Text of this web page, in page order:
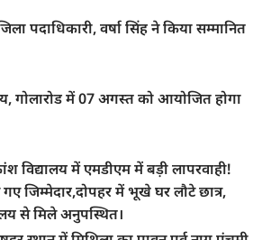
पदाधिकारी, वर्षा सिंह ने किया सम्मानित
गोलारोड में 07 अगस्त को आयोजित होगा
विद्यालय में एमडीएम में बड़ी लापरवाही!
जिम्मेदार,दोपहर में भूखे घर लौटे छात्र,
से मिले अनुपस्थित।